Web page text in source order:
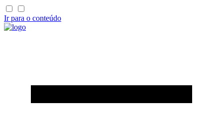
Ir para o conteúdo